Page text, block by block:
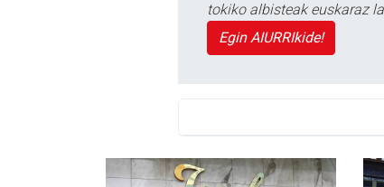
tokiko albisteak euskaraz
Egin AIURRIkide!